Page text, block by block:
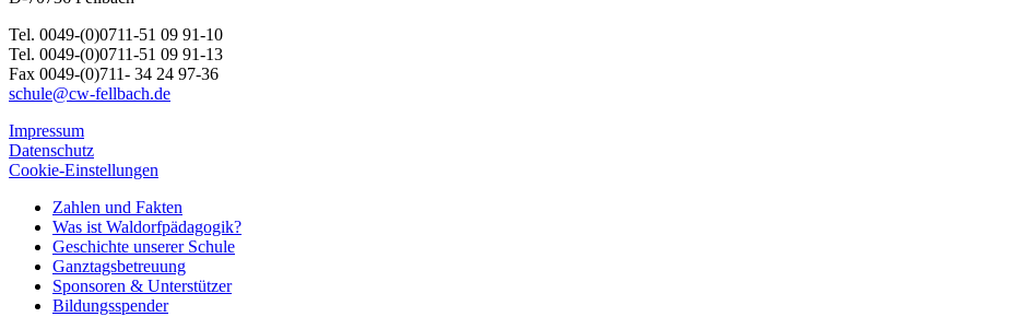
Tel. 0049-(0)0711-51 09 91-10
Tel. 0049-(0)0711-51 09 91-13
Fax 0049-(0)711- 34 24 97-36
schule@cw-fellbach.de
Impressum
Datenschutz
Cookie-Einstellungen
Zahlen und Fakten
Was ist Waldorfpädagogik?
Geschichte unserer Schule
Ganztagsbetreuung
Sponsoren & Unterstützer
Bildungsspender